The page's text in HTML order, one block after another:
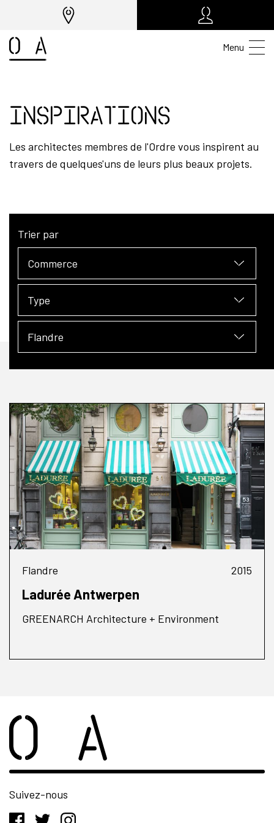
Menu
Inspirations
Les architectes membres de l'Ordre vous inspirent au
travers de quelques'uns de leurs plus beaux projets.
Trier par
Commerce
Type
Flandre
Flandre 2015
Ladurée Antwerpen
GREENARCH Architecture + Environment
Suivez-nous